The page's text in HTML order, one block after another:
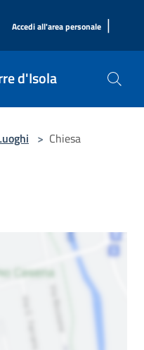
Accedi all'area personale |
d'Isola
> Chiesa